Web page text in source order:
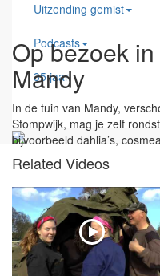
Uitzending gemist
Podcasts
35 jaar
Op bezoek
Mandy
In de tuin van Mandy,
Stompwijk, mag je zelf
bijvoorbeeld dahlia’s,
Related Videos